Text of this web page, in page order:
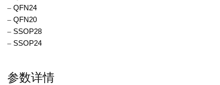
– QFN24
– QFN20
– SSOP28
– SSOP24
参数详情